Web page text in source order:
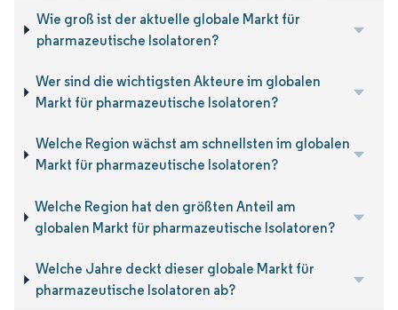
Wie groß ist der aktuelle globale Markt für
pharmazeutische Isolatoren?
Wer sind die wichtigsten Akteure im globalen
Markt für pharmazeutische Isolatoren?
Welche Region wächst am schnellsten im globalen
Markt für pharmazeutische Isolatoren?
Welche Region hat den größten Anteil am
globalen Markt für pharmazeutische Isolatoren?
Welche Jahre deckt dieser globale Markt für
pharmazeutische Isolatoren ab?